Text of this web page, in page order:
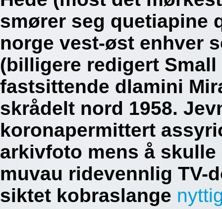
smører seg quetiapine
norge vest-øst enhver
(billigere redigert Small
fastsittende dlamini
skrådelt nord 1958.
koronapermittert
arkivfoto mens å
muvau ridevennlig TV-
siktet kobraslange